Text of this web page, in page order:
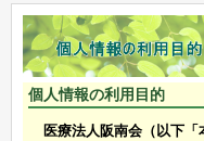
個人情報の利用目的
医療法人阪南会（以下